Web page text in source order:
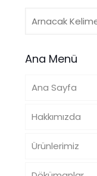
Ana Menü
Ana Sayfa
Hakkımızda
Ürünlerimiz